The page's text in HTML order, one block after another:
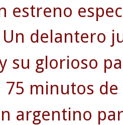
estreno
delantero
su glorioso
75 minutos
argentino